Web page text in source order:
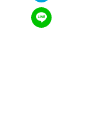
LINEで送る